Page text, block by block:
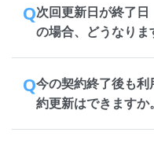
Q次回更新日が終了
の場合、どうなりま
Q今の契約終了後も
約更新はできますか。